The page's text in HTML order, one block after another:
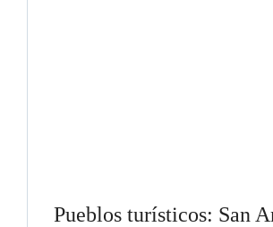
Pueblos turísticos: San